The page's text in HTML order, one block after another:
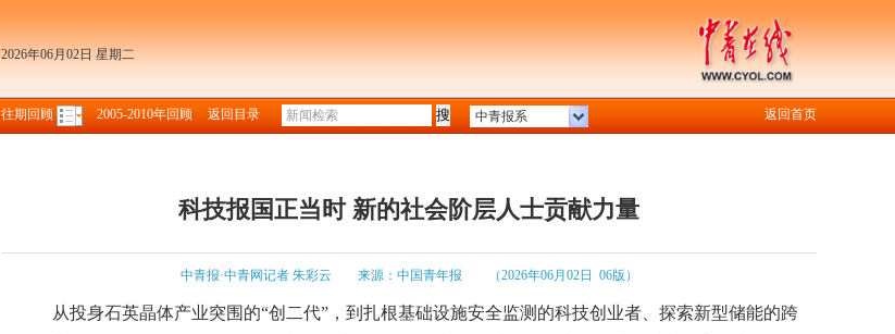
2026年06月02日 星期二
往期回顾 2005-2010年回顾 返回目录 中青报系 返回首页
科技报国正当时 新的社会阶层人士贡献力量
中青报·中青网记者 朱彩云 来源：中国青年报 （2026年06月02日 06版）
从投身石英晶体产业突围的“创二代”，到扎根基础设施安全监测的科技创业者、探索新型储能的跨